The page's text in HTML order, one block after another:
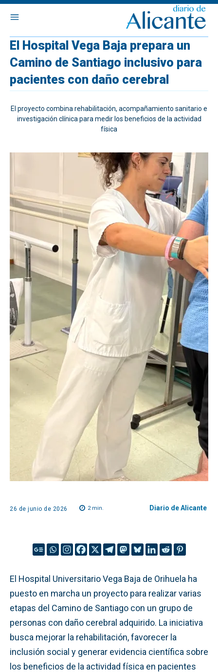
El Hospital Vega Baja prepara un
Camino de Santiago inclusivo para
pacientes con daño cerebral
El proyecto combina rehabilitación, acompañamiento sanitario e
investigación clínica para medir los beneficios de la actividad
física
26 de junio de 2026 2min. Diario de Alicante
El Hospital Universitario Vega Baja de Orihuela ha
puesto en marcha un proyecto para realizar varias
etapas del Camino de Santiago con un grupo de
personas con daño cerebral adquirido. La iniciativa
busca mejorar la rehabilitación, favorecer la
inclusión social y generar evidencia científica sobre
los beneficios de la actividad física en pacientes